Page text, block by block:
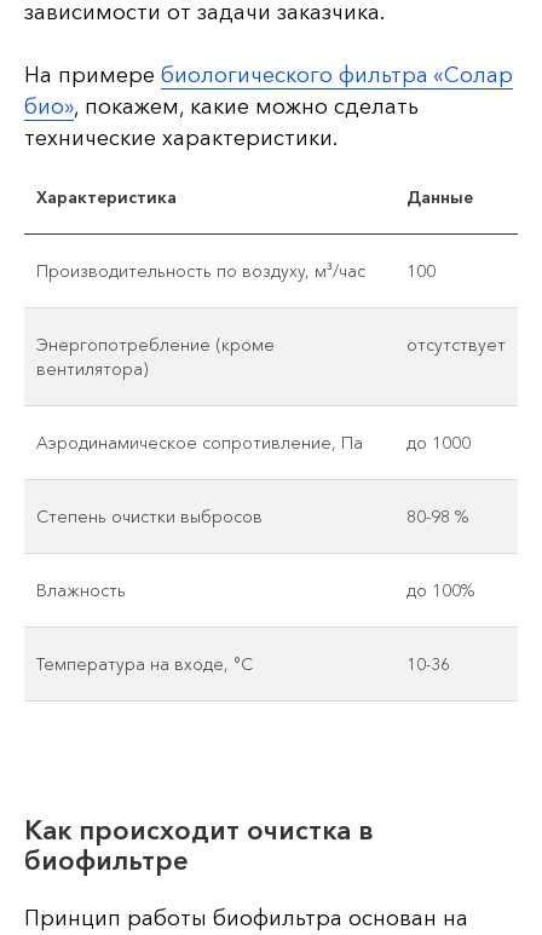
зависимости от задачи заказчика.
На примере биологического фильтра «Солар
био», покажем, какие можно сделать
технические характеристики.
Характеристика Данные
Производительность по воздуху, м³/час 100
Энергопотребление (кроме
вентилятора)
отсутствует
Аэродинамическое сопротивление, Па до 1000
Степень очистки выбросов 80-98 %
Влажность до 100%
Температура на входе, °C 10-36
Как происходит очистка в
биофильтре
Принцип работы биофильтра основан на